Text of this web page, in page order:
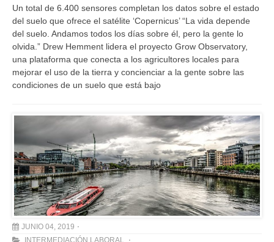
Un total de 6.400 sensores completan los datos sobre el estado
del suelo que ofrece el satélite ‘Copernicus’ “La vida depende
del suelo. Andamos todos los días sobre él, pero la gente lo
olvida.” Drew Hemment lidera el proyecto Grow Observatory,
una plataforma que conecta a los agricultores locales para
mejorar el uso de la tierra y concienciar a la gente sobre las
condiciones de un suelo que está bajo
JUNIO 04, 2019
INTERMEDIACIÓN LABORAL